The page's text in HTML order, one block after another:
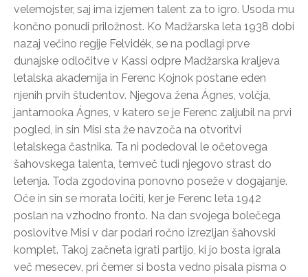
velemojster, saj ima izjemen talent za to igro. Usoda mu
končno ponudi priložnost. Ko Madžarska leta 1938 dobi
nazaj večino regije Felvidék, se na podlagi prve
dunajske odločitve v Kassi odpre Madžarska kraljeva
letalska akademija in Ferenc Kojnok postane eden
njenih prvih študentov. Njegova žena Ágnes, volčja,
jantarnooka Ágnes, v katero se je Ferenc zaljubil na prvi
pogled, in sin Misi sta že navzoča na otvoritvi
letalskega častnika. Ta ni podedoval le očetovega
šahovskega talenta, temveč tudi njegovo strast do
letenja. Toda zgodovina ponovno poseže v dogajanje.
Oče in sin se morata ločiti, ker je Ferenc leta 1942
poslan na vzhodno fronto. Na dan svojega bolečega
poslovitve Misi v dar podari ročno izrezljan šahovski
komplet. Takoj začneta igrati partijo, ki jo bosta igrala
več mesecev, pri čemer si bosta vedno pisala pisma o